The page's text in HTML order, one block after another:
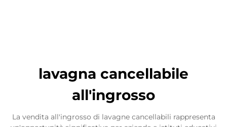
lavagna cancellabile
all'ingrosso
La vendita all'ingrosso di lavagne cancellabili rappresenta